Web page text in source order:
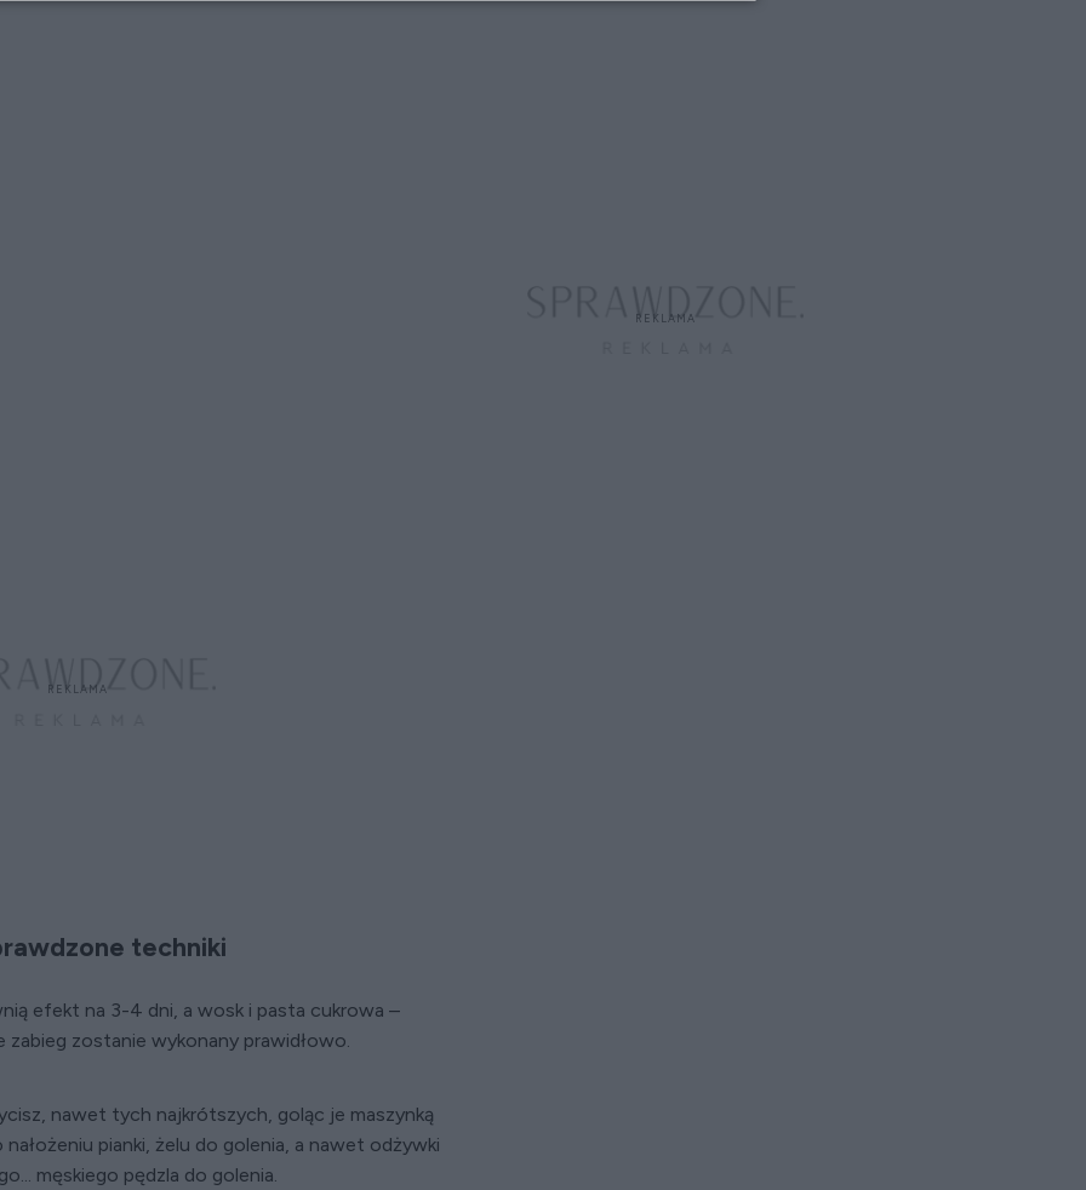
techniki
efekt na 3-4 dni, a wosk i pasta cukrowa –
zostanie wykonany prawidłowo.
nawet tych najkrótszych, goląc je maszynką
pianki, żelu do golenia, a nawet odżywki
męskiego pędzla do golenia.